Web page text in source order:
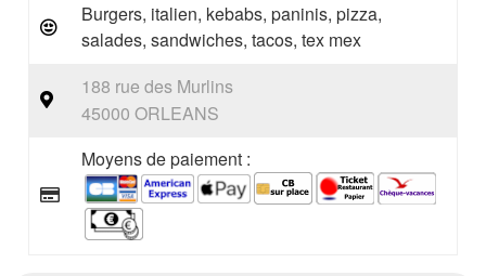
Burgers, italien, kebabs, paninis, pizza,
salades, sandwiches, tacos, tex mex
188 rue des Murlins
45000 ORLEANS
Moyens de paiement :